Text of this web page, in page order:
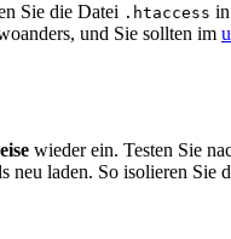
Sie die Datei .htaccess
und Sie sollten im
wieder ein. Testen Sie
neu laden. So isolieren Sie